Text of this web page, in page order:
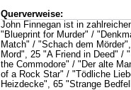
Querverweise:
John Finnegan ist in
"Blueprint for Murder" /
Match" / "Schach dem
Mord", 25 "A Friend in Deed" /
the Commodore" / "Der alte
of a Rock Star" / "Tödliche
Heizdecke", 65 "Strange